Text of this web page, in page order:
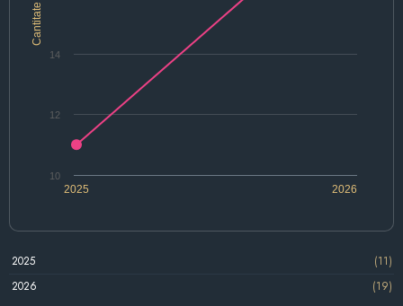
Cantitate
2025 2026
10
12
14
2025
(11)
2026
(19)